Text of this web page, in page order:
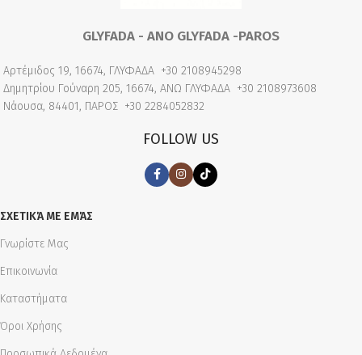
GLYFADA - ANO GLYFADA -PAROS
Αρτέμιδος 19, 16674, ΓΛΥΦΑΔΑ +30 2108945298
Δημητρίου Γούναρη 205, 16674, ΑΝΩ ΓΛΥΦΑΔΑ +30 2108973608
Νάουσα, 84401, ΠΑΡΟΣ +30 2284052832
FOLLOW US
ΣΧΕΤΙΚΆ ΜΕ ΕΜΆΣ
Γνωρίστε Μας
Επικοινωνία
Καταστήματα
Όροι Χρήσης